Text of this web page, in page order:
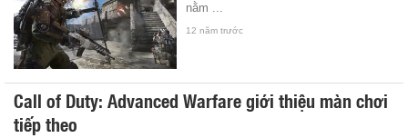
nằm ...
12 năm trước
Call of Duty: Advanced Warfare giới thiệu màn chơi
tiếp theo